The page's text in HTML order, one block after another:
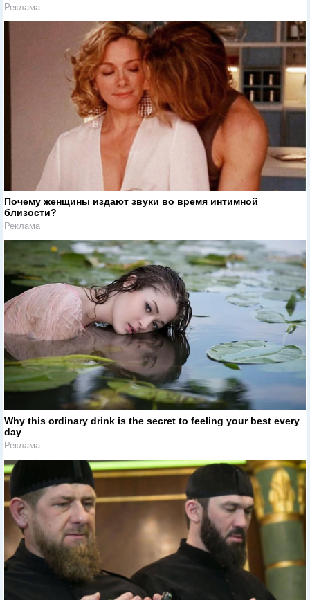
Реклама
Почему женщины издают звуки во время интимной
близости?
Реклама
Why this ordinary drink is the secret to feeling your best every
day
Реклама